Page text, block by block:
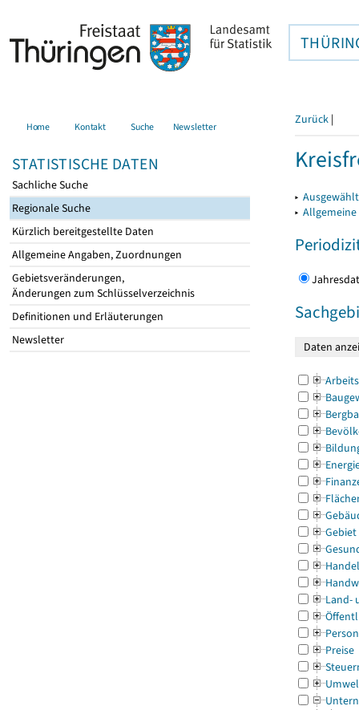
Home Kontakt Suche Newsletter
STATISTISCHE DATEN
Sachliche Suche
Regionale Suche
Kürzlich bereitgestellte Daten
Allgemeine Angaben, Zuordnungen
Gebietsveränderungen,
Änderungen zum Schlüsselverzeichnis
Definitionen und Erläuterungen
Newsletter
Zurück |
▸
▸
Gebiet
Land-
Preise